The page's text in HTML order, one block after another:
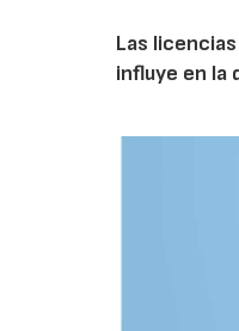
Las
influye en la